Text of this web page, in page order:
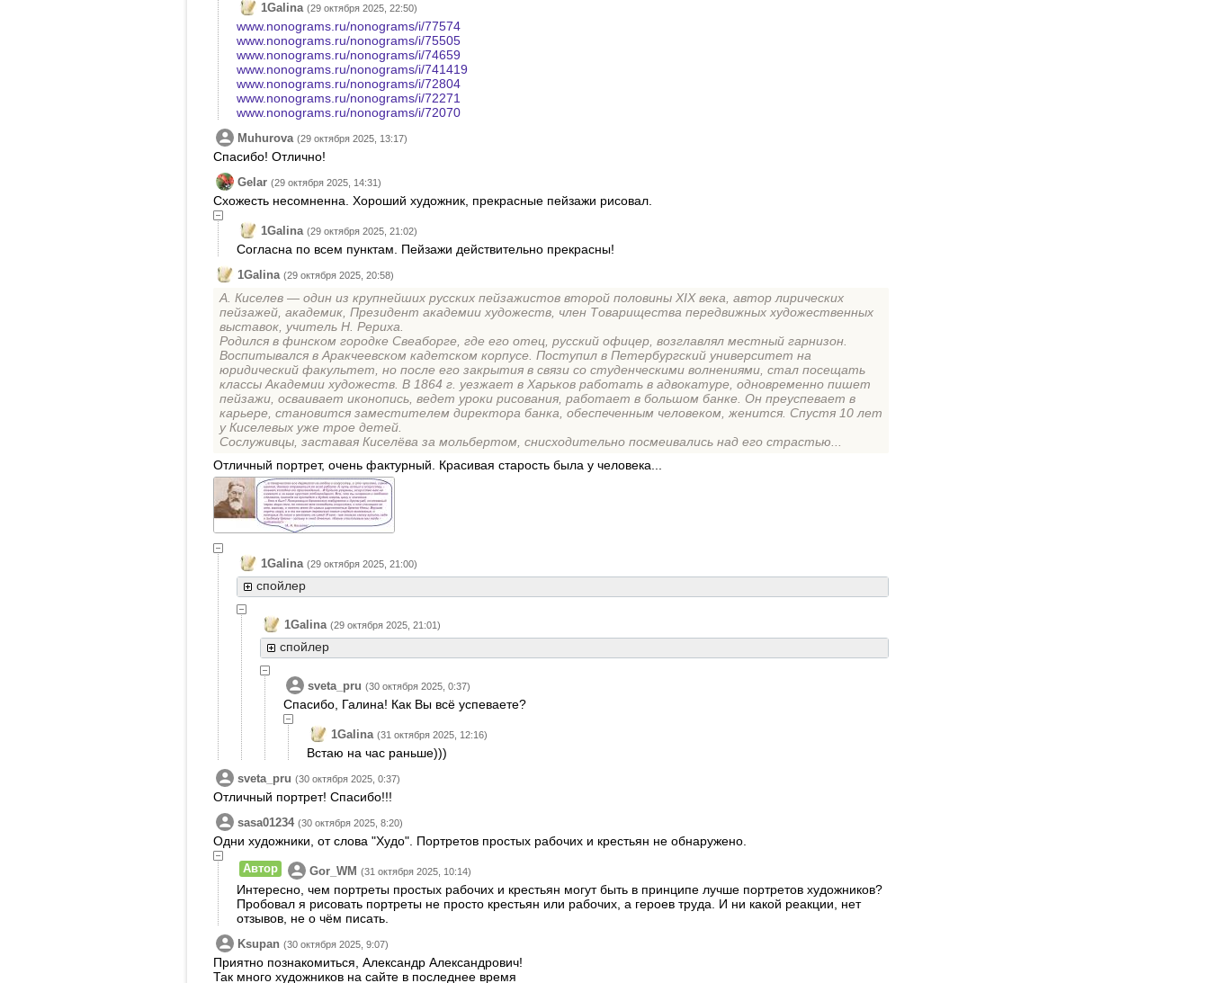
1Galina (29 октября 2025, 22:50)
www.nonograms.ru/nonograms/i/77574
www.nonograms.ru/nonograms/i/75505
www.nonograms.ru/nonograms/i/74659
www.nonograms.ru/nonograms/i/741419
www.nonograms.ru/nonograms/i/72804
www.nonograms.ru/nonograms/i/72271
www.nonograms.ru/nonograms/i/72070
Muhurova (29 октября 2025, 13:17)
Спасибо! Отлично!
Gelar (29 октября 2025, 14:31)
Схожесть несомненна. Хороший художник, прекрасные пейзажи рисовал.
1Galina (29 октября 2025, 21:02)
Согласна по всем пунктам. Пейзажи действительно прекрасны!
1Galina (29 октября 2025, 20:58)
А. Киселев — один из крупнейших русских пейзажистов второй половины XIX века, автор лирических
пейзажей, академик, Президент академии художеств, член Товарищества передвижных художественных
выставок, учитель Н. Рериха.
Родился в финском городке Свеаборге, где его отец, русский офицер, возглавлял местный гарнизон.
Воспитывался в Аракчеевском кадетском корпусе. Поступил в Петербургский университет на
юридический факультет, но после его закрытия в связи со студенческими волнениями, стал посещать
классы Академии художеств. В 1864 г. уезжает в Харьков работать в адвокатуре, одновременно пишет
пейзажи, осваивает иконопись, ведет уроки рисования, работает в большом банке. Он преуспевает в
карьере, становится заместителем директора банка, обеспеченным человеком, женится. Спустя 10 лет
у Киселевых уже трое детей.
Сослуживцы, заставая Киселёва за мольбертом, снисходительно посмеивались над его страстью...
Отличный портрет, очень фактурный. Красивая старость была у человека...
1Galina (29 октября 2025, 21:00)
спойлер
1Galina (29 октября 2025, 21:01)
спойлер
sveta_pru (30 октября 2025, 0:37)
Спасибо, Галина! Как Вы всё успеваете?
1Galina (31 октября 2025, 12:16)
Встаю на час раньше)))
sveta_pru (30 октября 2025, 0:37)
Отличный портрет! Спасибо!!!
sasa01234 (30 октября 2025, 8:20)
Одни художники, от слова "Худо". Портретов простых рабочих и крестьян не обнаружено.
Автор Gor_WM (31 октября 2025, 10:14)
Интересно, чем портреты простых рабочих и крестьян могут быть в принципе лучше портретов художников?
Пробовал я рисовать портреты не просто крестьян или рабочих, а героев труда. И ни какой реакции, нет
отзывов, не о чём писать.
Ksupan (30 октября 2025, 9:07)
Приятно познакомиться, Александр Александрович!
Так много художников на сайте в последнее время